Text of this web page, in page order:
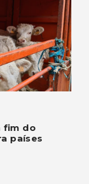
fim do
países